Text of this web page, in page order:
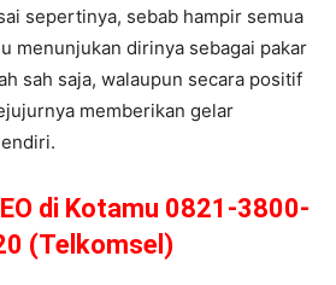
sepertinya, sebab hampir semua
menunjukan dirinya sebagai pakar
sah saja, walaupun secara positif
memberikan gelar
di Kotamu 0821-3800-
(Telkomsel)